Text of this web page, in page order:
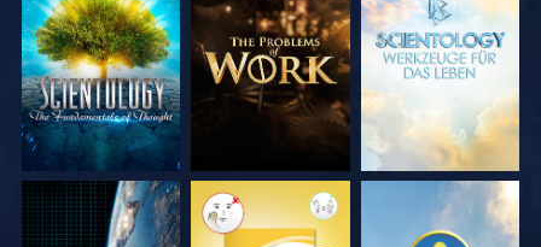
SERIE
ENTDECKEN
SERIE
ENTDECKEN
SERIE
ENTDECKEN